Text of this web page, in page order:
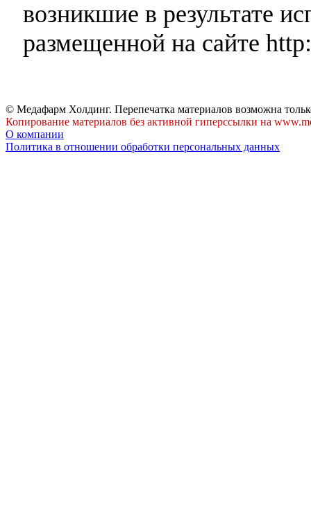
возникшие в результате
размещенной на сайте
© Медафарм Холдинг. Перепечатка материалов возможна
Копирование материалов без активной гиперссылки на
О компании
Политика в отношении обработки персональных данных